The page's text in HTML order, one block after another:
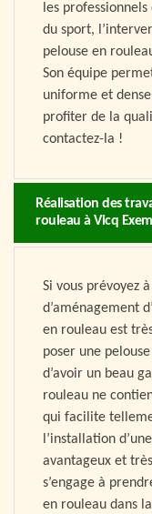
les
du sport,
pelouse en
Son équipe
uniforme et
profiter de la
contactez-la !
Réalisation des
rouleau à Vicq
Si vous prévoyez
d’aménagement
en rouleau est
poser une
d’avoir un beau
rouleau ne
qui facilite
l’installation
avantageux et
s’engage à
en rouleau dans